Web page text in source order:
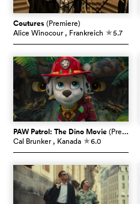
Coutures (Premiere)
Alice Winocour , Frankreich c5.7
PAW Patrol: The Dino Movie(Premiere)
Cal Brunker , Kanada c6.0